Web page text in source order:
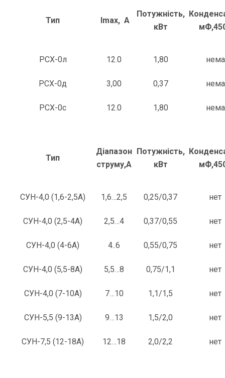
Тип Imax, A
Потужність,
кВт
РСХ-0л 12.0 1,80 нема
РСХ-0д 3,00 0,37 нема
РСХ-0с 12.0 1,80 нема
Тип
Діапазон
струму,А
Потужність,
кВт
СУН-4,0 (1,6-2,5А) 1,6…2,5 0,25/0,37 нет
СУН-4,0 (2,5-4А) 2,5…4 0,37/0,55 нет
СУН-4,0 (4-6А) 4..6 0,55/0,75 нет
СУН-4,0 (5,5-8А) 5,5…8 0,75/1,1 нет
СУН-4,0 (7-10А) 7…10 1,1/1,5 нет
СУН-5,5 (9-13А) 9…13 1,5/2,0 нет
СУН-7,5 (12-18А) 12…18 2,0/2,2 нет